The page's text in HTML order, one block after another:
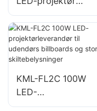
leverandør,
nødbelysning og
katastrofehjælpspr
ojekter
KML-FL2C 100W
LED-
projektørleverandø